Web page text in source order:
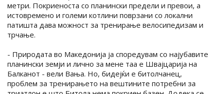
метри. Покриеноста со планински предели и превои, а
истовремено и големи котлини поврзани со локални
патишта дава можност за тренирање велосипедизам и
трчање.
- Природата во Македонија ја споредувам со најубавите
планински земји и лично за мене таа е Швајцарија на
Балканот - вели Вања. Но, бидејќи е битолчанец,
проблем за тренирањето на вештините потребни за